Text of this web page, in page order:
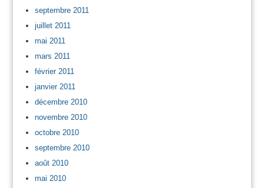
septembre 2011
juillet 2011
mai 2011
mars 2011
février 2011
janvier 2011
décembre 2010
novembre 2010
octobre 2010
septembre 2010
août 2010
mai 2010